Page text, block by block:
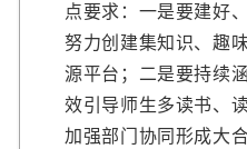
点要求：一是要建好
努力创建集知识、趣
源平台；二是要持续
效引导师生多读书、
加强部门协同形成大